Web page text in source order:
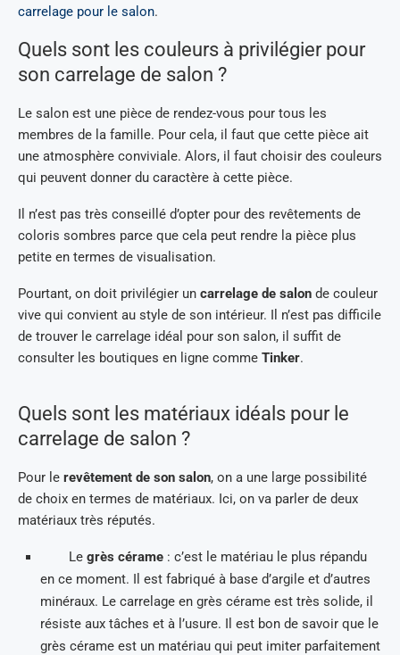
carrelage pour le salon.
Quels sont les couleurs à privilégier pour
son carrelage de salon ?
Le salon est une pièce de rendez-vous pour tous les
membres de la famille. Pour cela, il faut que cette pièce ait
une atmosphère conviviale. Alors, il faut choisir des couleurs
qui peuvent donner du caractère à cette pièce.
Il n’est pas très conseillé d’opter pour des revêtements de
coloris sombres parce que cela peut rendre la pièce plus
petite en termes de visualisation.
Pourtant, on doit privilégier un carrelage de salon de couleur
vive qui convient au style de son intérieur. Il n’est pas difficile
de trouver le carrelage idéal pour son salon, il suffit de
consulter les boutiques en ligne comme Tinker.
Quels sont les matériaux idéals pour le
carrelage de salon ?
Pour le revêtement de son salon, on a une large possibilité
de choix en termes de matériaux. Ici, on va parler de deux
matériaux très réputés.
Le grès cérame : c’est le matériau le plus répandu
en ce moment. Il est fabriqué à base d’argile et d’autres
minéraux. Le carrelage en grès cérame est très solide, il
résiste aux tâches et à l’usure. Il est bon de savoir que le
grès cérame est un matériau qui peut imiter parfaitement